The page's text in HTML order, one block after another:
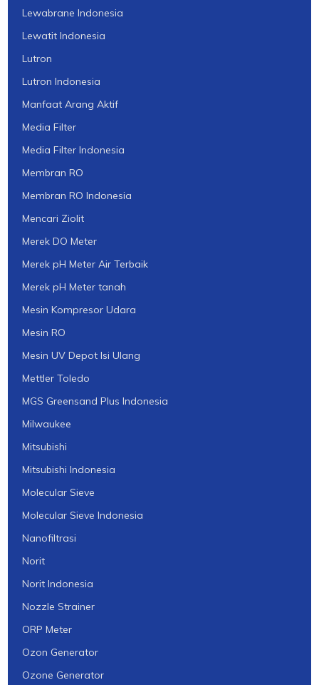
Lewabrane Indonesia
Lewatit Indonesia
Lutron
Lutron Indonesia
Manfaat Arang Aktif
Media Filter
Media Filter Indonesia
Membran RO
Membran RO Indonesia
Mencari Ziolit
Merek DO Meter
Merek pH Meter Air Terbaik
Merek pH Meter tanah
Mesin Kompresor Udara
Mesin RO
Mesin UV Depot Isi Ulang
Mettler Toledo
MGS Greensand Plus Indonesia
Milwaukee
Mitsubishi
Mitsubishi Indonesia
Molecular Sieve
Molecular Sieve Indonesia
Nanofiltrasi
Norit
Norit Indonesia
Nozzle Strainer
ORP Meter
Ozon Generator
Ozone Generator